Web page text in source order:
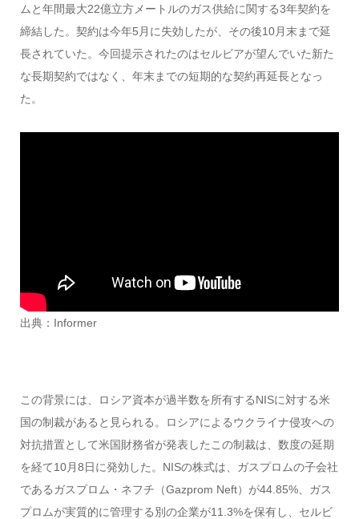
ムと年間最大22億立方メートルのガス供給に関する3年契約を
締結した。契約は今年5月に失効したが、その後10月末まで延
長されていた。今回提示されたのはセルビアが望んでいた新た
な長期契約ではなく、年末までの短期的な契約再延長となっ
た。
出典：Informer
この背景には、ロシア資本が過半数を所有するNISに対する米
国の制裁があると見られる。ロシアによるウクライナ侵攻への
対抗措置として米国財務省が発表したこの制裁は、数度の延期
を経て10月8日に発効した。NISの株式は、ガスプロムの子会社
であるガスプロム・ネフチ（Gazprom Neft）が44.85%、ガス
プロムが実質的に管理する別の企業が11.3%を保有し、セルビ